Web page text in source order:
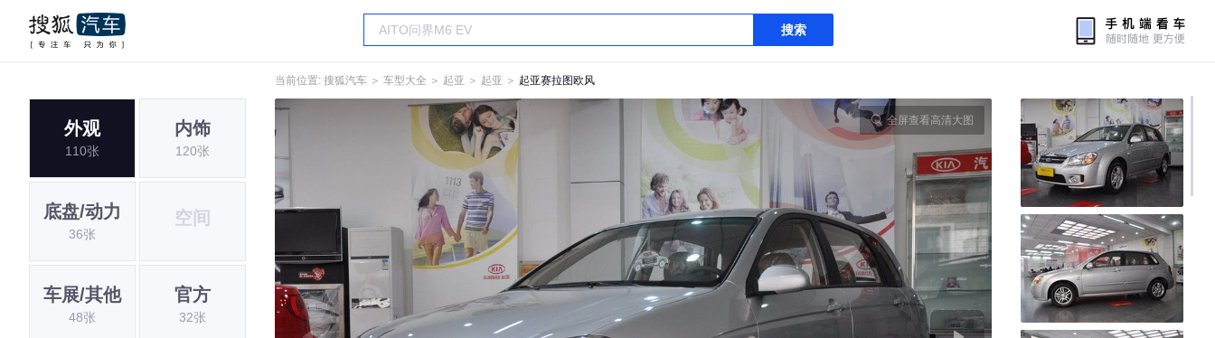
搜索
当前位置: 搜狐汽车 ＞ 车型大全 ＞ 起亚 ＞ 起亚 ＞ 起亚赛拉图欧风
外观
110张
内饰
120张
底盘/动力
36张
空间
车展/其他
48张
官方
32张
全屏查看高清大图